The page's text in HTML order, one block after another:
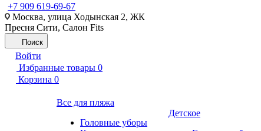
+7 909 619-69-67
Москва, улица Ходынская 2, ЖК
Пресня Сити, Салон Fits
Поиск
Войти
Избранные товары 0
Корзина 0
Все для пляжа
Головные уборы
Детское